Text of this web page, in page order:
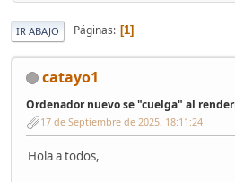
IR ABAJO Páginas 1
catayo1
Ordenador nuevo se "cuelga" al
17 de Septiembre de 2025, 18:11:24
Hola a todos,